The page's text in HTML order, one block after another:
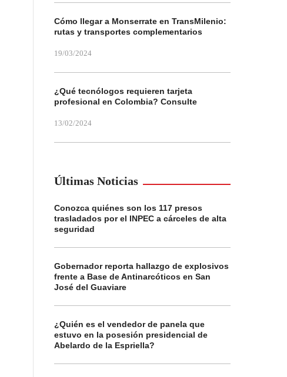
Cómo llegar a Monserrate en TransMilenio:
rutas y transportes complementarios
19/03/2024
¿Qué tecnólogos requieren tarjeta
profesional en Colombia? Consulte
13/02/2024
Últimas Noticias
Conozca quiénes son los 117 presos
trasladados por el INPEC a cárceles de alta
seguridad
Gobernador reporta hallazgo de explosivos
frente a Base de Antinarcóticos en San
José del Guaviare
¿Quién es el vendedor de panela que
estuvo en la posesión presidencial de
Abelardo de la Espriella?